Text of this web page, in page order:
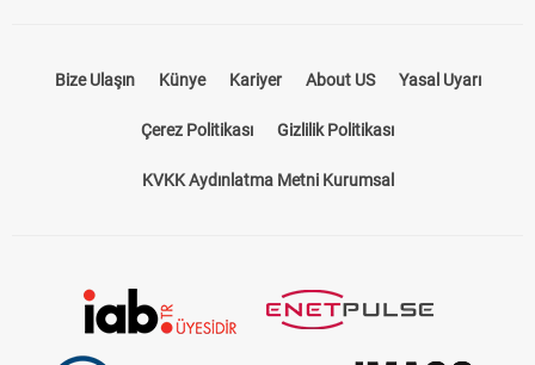
Künye Kariyer About US
Çerez Politikası Gizlilik Politikası